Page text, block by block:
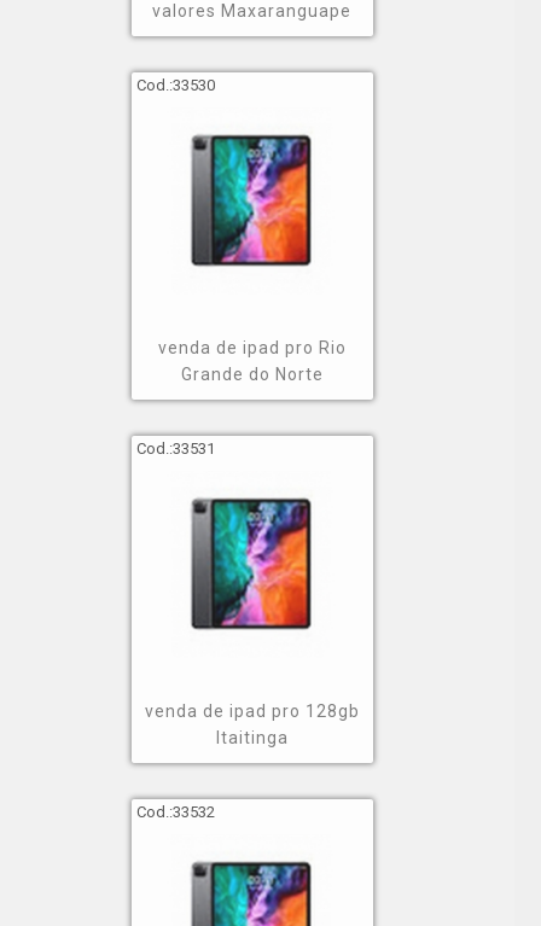
valores Maxaranguape
Cod.:33530
venda de ipad pro Rio
Grande do Norte
Cod.:33531
venda de ipad pro 128gb
Itaitinga
Cod.:33532